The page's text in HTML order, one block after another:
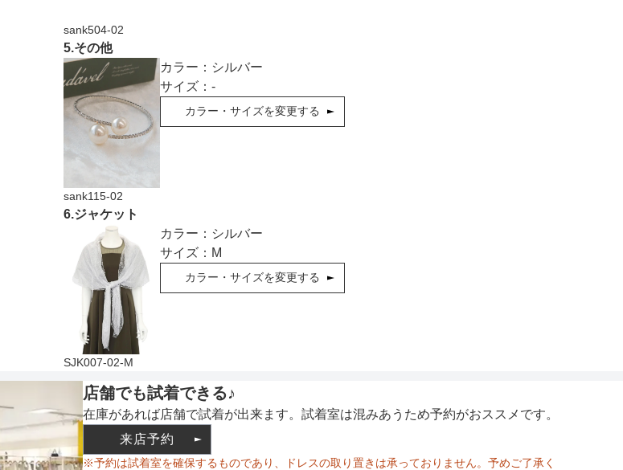
sank504-02
5.その他
カラー： シルバー
サイズ： -
カラー・サイズを変更する
sank115-02
6.ジャケット
カラー： シルバー
サイズ： M
カラー・サイズを変更する
SJK007-02-M
店舗でも試着できる♪
在庫があれば店舗で試着が出来ます。試着室は混みあうため予約がおススメです。
来店予約
※予約は試着室を確保するものであり、ドレスの取り置きは承っておりません。予めご了承く